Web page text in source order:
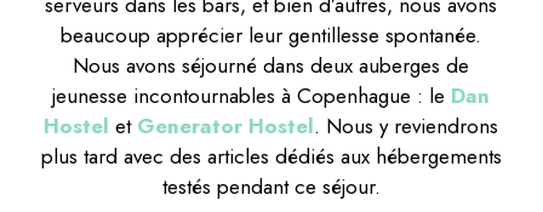
beaucoup apprécier leur gentillesse spontanée.
Nous avons séjourné dans deux auberges de
jeunesse incontournables à Copenhague : le Dan
Hostel et Generator Hostel. Nous y reviendrons
plus tard avec des articles dédiés aux hébergements
testés pendant ce séjour.